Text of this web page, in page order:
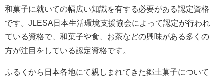
和菓子に就いての幅広い知識を有する必要がある認定資格
です。JLESA日本生活環境支援協会によって認定が行われ
ている資格で、和菓子や食、お茶などの興味がある多くの
方が注目をしている認定資格です。
ふるくから日本各地にて親しまれてきた郷土菓子について